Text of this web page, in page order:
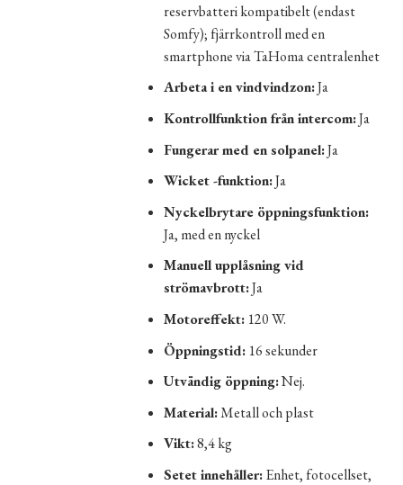
reservbatteri kompatibelt (endast
Somfy); fjärrkontroll med en
smartphone via TaHoma centralenhet
Arbeta i en vindvindzon:Ja
Kontrollfunktion från intercom:Ja
Fungerar med en solpanel:Ja
Wicket -funktion:Ja
Nyckelbrytare öppningsfunktion:
Ja, med en nyckel
Manuell upplåsning vid
strömavbrott:Ja
Motoreffekt: 120 W.
Öppningstid: 16 sekunder
Utvändig öppning:Nej.
Material:Metall och plast
Vikt:8,4 kg
Setet innehåller:Enhet, fotocellset,